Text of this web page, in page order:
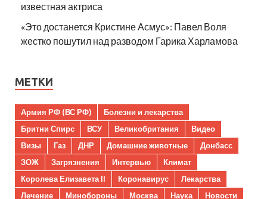
известная актриса
«Это достанется Кристине Асмус»: Павел Воля
жестко пошутил над разводом Гарика Харламова
МЕТКИ
Армия РФ (ВС РФ)
Болезни и лекарства
Бритни Спирс
ВСУ Великобритания
Видео
Визы
Газ ДНР Домашние животные
Донбасс
ЗОЖ
Загрязнения Интервью
Климат
Королева Елизавета II
Коронавирус
Лекарства
Лечение
Минобороны Москва Наука
Новости